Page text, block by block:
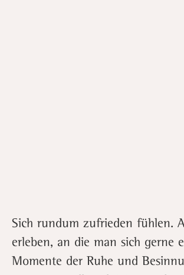
Sich rundum zufrieden fühlen.
erleben, an die man sich gerne
Momente der Ruhe und